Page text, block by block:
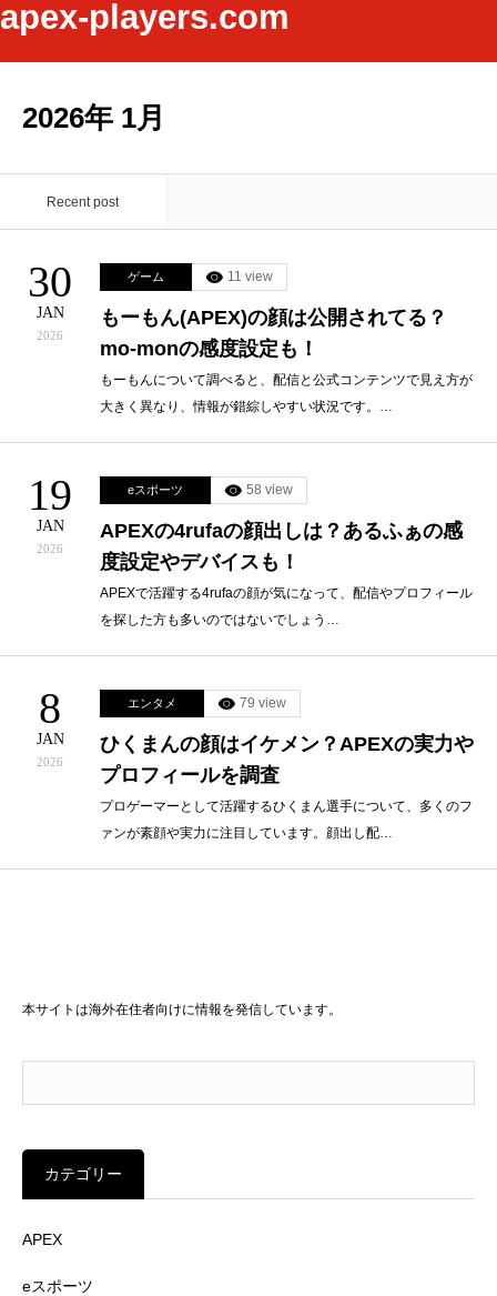
apex-players.com
2026年 1月
Recent post
30
JAN
2026
ゲーム 11 view
もーもん(APEX)の顔は公開されてる？
mo-monの感度設定も！
もーもんについて調べると、配信と公式コンテンツで見え方が
大きく異なり、情報が錯綜しやすい状況です。…
19
JAN
2026
eスポーツ 58 view
APEXの4rufaの顔出しは？あるふぁの感
度設定やデバイスも！
APEXで活躍する4rufaの顔が気になって、配信やプロフィール
を探した方も多いのではないでしょう…
8
JAN
2026
エンタメ 79 view
ひくまんの顔はイケメン？APEXの実力や
プロフィールを調査
プロゲーマーとして活躍するひくまん選手について、多くのフ
ァンが素顔や実力に注目しています。顔出し配…
本サイトは海外在住者向けに情報を発信しています。
カテゴリー
APEX
eスポーツ